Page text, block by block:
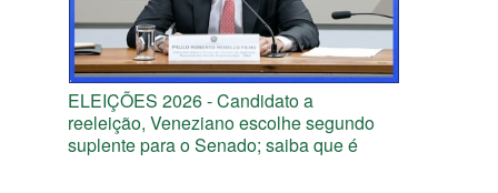
ELEIÇÕES 2026 - Candidato a
reeleição, Veneziano escolhe segundo
suplente para o Senado; saiba que é